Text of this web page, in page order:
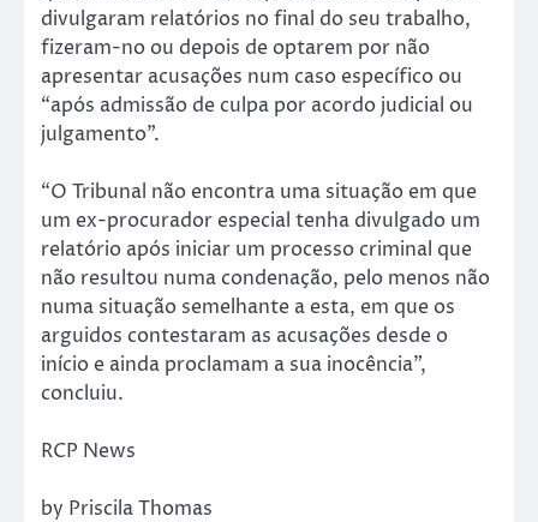
divulgaram relatórios no final do seu trabalho,
fizeram-no ou depois de optarem por não
apresentar acusações num caso específico ou
“após admissão de culpa por acordo judicial ou
julgamento”.
“O Tribunal não encontra uma situação em que
um ex-procurador especial tenha divulgado um
relatório após iniciar um processo criminal que
não resultou numa condenação, pelo menos não
numa situação semelhante a esta, em que os
arguidos contestaram as acusações desde o
início e ainda proclamam a sua inocência”,
concluiu.
RCP News
by Priscila Thomas